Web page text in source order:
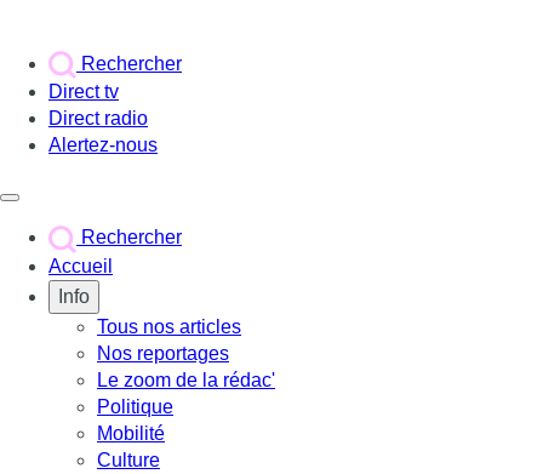
Rechercher
Direct tv
Direct radio
Alertez-nous
Rechercher
Accueil
Info
Tous nos articles
Nos reportages
Le zoom de la rédac'
Politique
Mobilité
Culture